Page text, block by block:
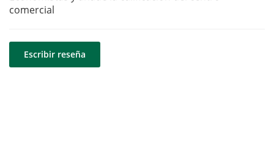
comercial
Escribir reseña